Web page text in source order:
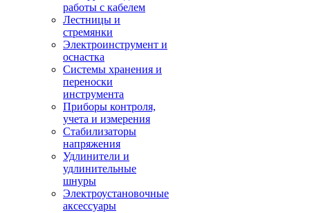
работы с кабелем
Лестницы и
стремянки
Электроинструмент и
оснастка
Системы хранения и
переноски
инструмента
Приборы контроля,
учета и измерения
Стабилизаторы
напряжения
Удлинители и
удлинительные
шнуры
Электроустановочные
аксессуары